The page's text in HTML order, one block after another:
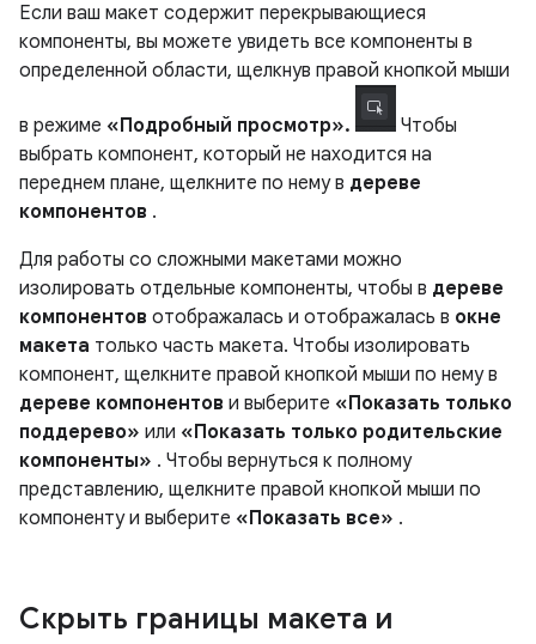
Если ваш макет содержит перекрывающиеся
компоненты, вы можете увидеть все компоненты в
определенной области, щелкнув правой кнопкой мыши
в режиме «Подробный просмотр».
Чтобы
выбрать компонент, который не находится на
переднем плане, щелкните по нему в дереве
компонентов .
Для работы со сложными макетами можно
изолировать отдельные компоненты, чтобы в дереве
компонентов отображалась и отображалась в окне
макета только часть макета. Чтобы изолировать
компонент, щелкните правой кнопкой мыши по нему в
дереве компонентов и выберите «Показать только
поддерево» или «Показать только родительские
компоненты» . Чтобы вернуться к полному
представлению, щелкните правой кнопкой мыши по
компоненту и выберите «Показать все» .
Скрыть границы макета и